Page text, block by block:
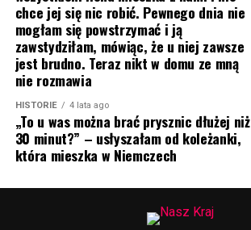
chce jej się nic robić. Pewnego dnia nie
mogłam się powstrzymać i ją
zawstydziłam, mówiąc, że u niej zawsze
jest brudno. Teraz nikt w domu ze mną
nie rozmawia
HISTORIE 4 lata ago
„To u was można brać prysznic dłużej niż
30 minut?” – usłyszałam od koleżanki,
która mieszka w Niemczech